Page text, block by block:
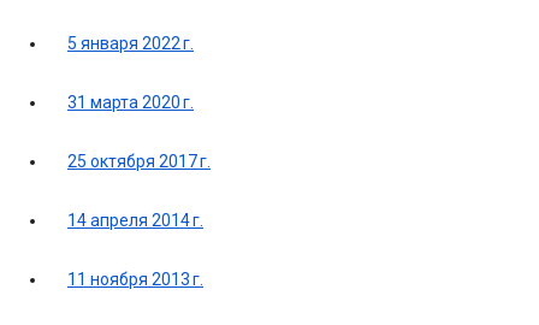
5 января 2022 г.
31 марта 2020 г.
25 октября 2017 г.
14 апреля 2014 г.
11 ноября 2013 г.